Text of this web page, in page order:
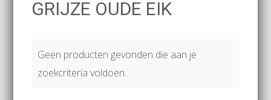
GRIJZE OUDE EIK
Geen producten gevonden die aan je
zoekcriteria voldoen.